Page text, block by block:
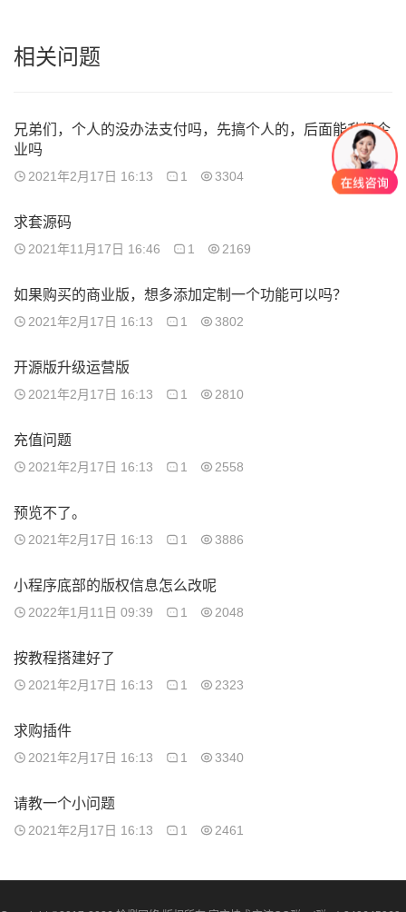
相关问题
兄弟们，个人的没办法支付吗，先搞个人的，后面能升级企
业吗
2021年2月17日 16:13 1 3304
求套源码
2021年11月17日 16:46 1 2169
如果购买的商业版，想多添加定制一个功能可以吗？
2021年2月17日 16:13 1 3802
开源版升级运营版
2021年2月17日 16:13 1 2810
充值问题
2021年2月17日 16:13 1 2558
预览不了。
2021年2月17日 16:13 1 3886
小程序底部的版权信息怎么改呢
2022年1月11日 09:39 1 2048
按教程搭建好了
2021年2月17日 16:13 1 2323
求购插件
2021年2月17日 16:13 1 3340
请教一个小问题
2021年2月17日 16:13 1 2461